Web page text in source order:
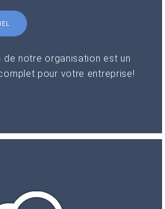
de notre organisation est un
pour votre entreprise!